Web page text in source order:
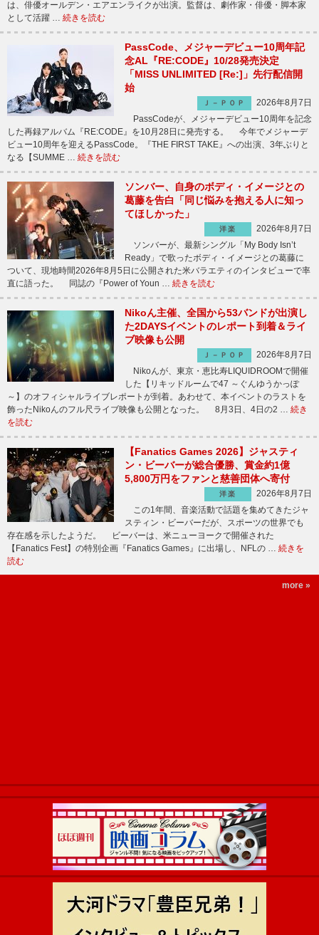
は、俳優オールデン・エアエンライクが出演。監督は、劇作家・俳優・脚本家
として活躍 … 続きを読む
PassCode、メジャーデビュー10周年記
念AL『RE:CODE』10/28発売決定
「MISS UNLIMITED [Re:]」先行配信開
始
Ｊ－ＰＯＰ
2026年8月7日
PassCodeが、メジャーデビュー10周年を記念
した再録アルバム『RE:CODE』を10月28日に発売する。 今年でメジャーデ
ビュー10周年を迎えるPassCode。『THE FIRST TAKE』への出演、3年ぶりと
なる【SUMME … 続きを読む
ソンバー、自身のボディ・イメージとの
葛藤を告白「同じ悩みを抱える人に知っ
てほしかった」
洋楽
2026年8月7日
ソンバーが、最新シングル「My Body Isn’t
Ready」で歌ったボディ・イメージとの葛藤に
ついて、現地時間2026年8月5日に公開された米バラエティのインタビューで率
直に語った。 同誌の『Power of Youn … 続きを読む
Nikoん主催、全国から53バンドが出演し
た2DAYSイベントのレポート到着＆ライ
ブ映像も公開
Ｊ－ＰＯＰ
2026年8月7日
Nikoんが、東京・恵比寿LIQUIDROOMで開催
した【リキッドルームで47 ～ぐんゆうかっぽ
～】のオフィシャルライブレポートが到着。あわせて、本イベントのラストを
飾ったNikoんのフル尺ライブ映像も公開となった。 8月3日、4日の2 … 続き
を読む
【Fanatics Games 2026】ジャスティ
ン・ビーバーが総合優勝、賞金約1億
5,800万円をファンと慈善団体へ寄付
洋楽
2026年8月7日
この1年間、音楽活動で話題を集めてきたジャ
スティン・ビーバーだが、スポーツの世界でも
存在感を示したようだ。 ビーバーは、米ニューヨークで開催された
【Fanatics Fest】の特別企画『Fanatics Games』に出場し、NFLの … 続きを
読む
more »